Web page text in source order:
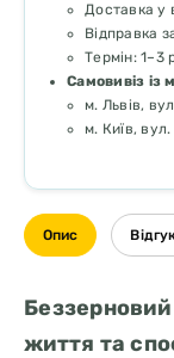
Доставка у
Відправка
Термін: 1–3
Самовивіз із
м. Львів,
м. Київ,
Опис
Беззерновий
життя та